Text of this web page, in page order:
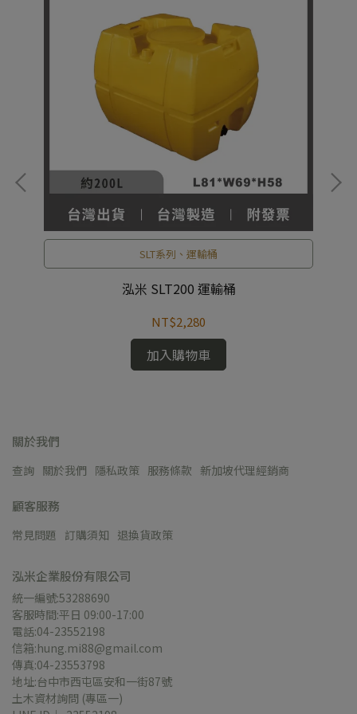
SLT系列、運輸桶
泓米 SLT200 運輸桶
NT$2,280
加入購物車
關於我們
查詢 關於我們 隱私政策 服務條款 新加坡代理經銷商
顧客服務
常見問題 訂購須知 退換貨政策
泓米企業股份有限公司
統一編號:53288690
客服時間:平日 09:00-17:00
電話:04-23552198
信箱:hung.mi88@gmail.com
傳真:04-23553798
地址:台中市西屯區安和一街87號
土木資材詢問 (專區一)